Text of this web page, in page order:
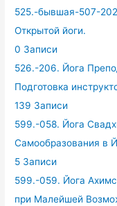
525.-бывшая-507-
Открытой йоги.
0 Записи
526.-206. Йога
Подготовка
139 Записи
599.-058. Йога
Самообразования в
5 Записи
599.-059. Йога
при Малейшей